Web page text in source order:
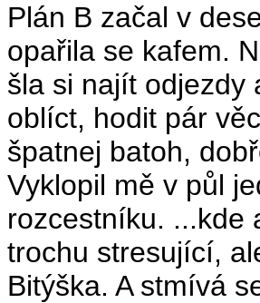
Plán B začal v
opařila se kafem.
šla si najít odjezdy
oblíct, hodit pár
špatnej batoh,
Vyklopil mě v půl
rozcestníku. ...kde
trochu stresující,
Bitýška. A stmívá